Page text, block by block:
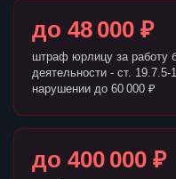
до 48 000 ₽
штраф юрлицу за работу
деятельности - ст.
нарушении до 60 000 ₽
до 400 000 ₽